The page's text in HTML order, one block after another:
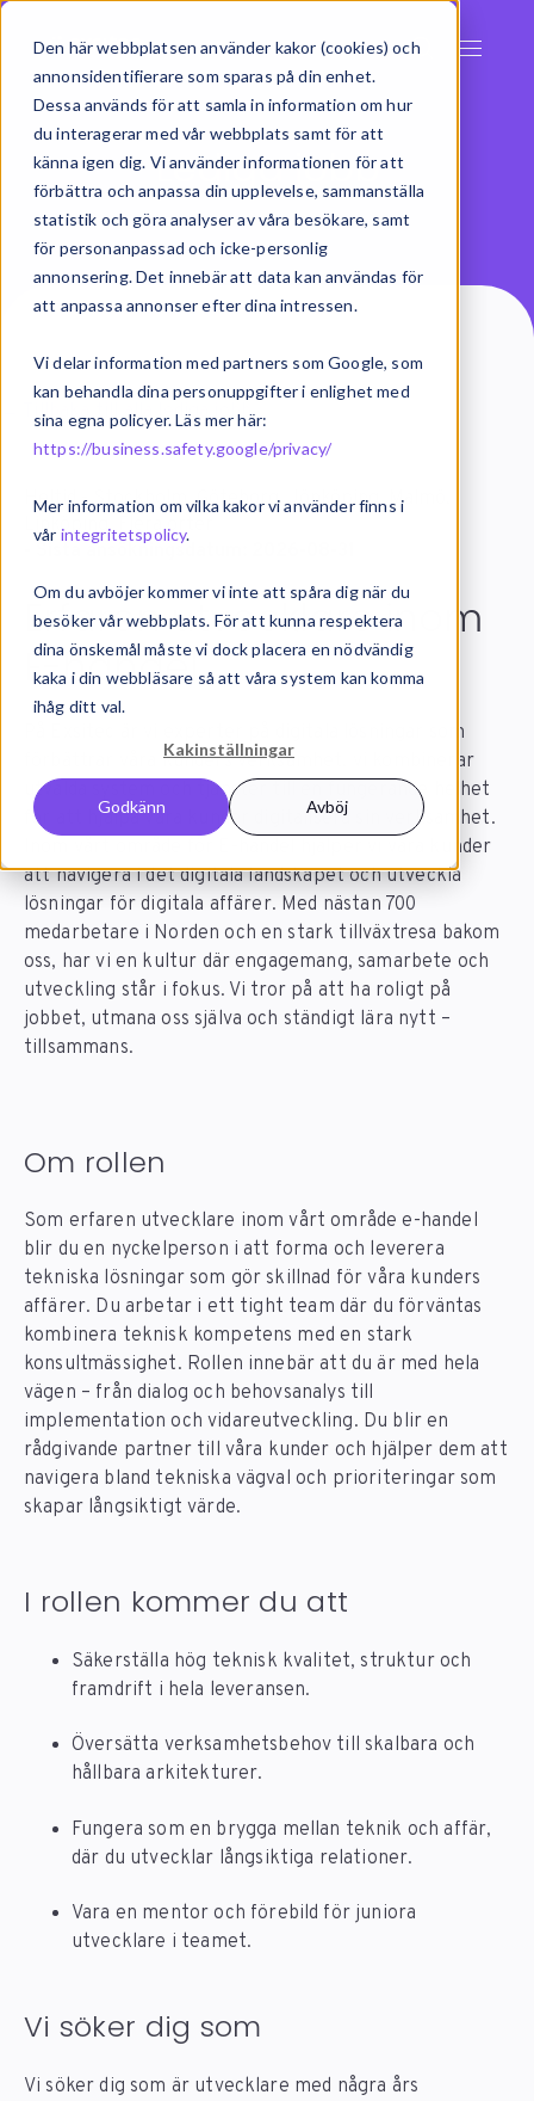
Den här webbplatsen använder kakor (cookies) och
annonsidentifierare som sparas på din enhet.
Dessa används för att samla in information om hur
du interagerar med vår webbplats samt för att
känna igen dig. Vi använder informationen för att
förbättra och anpassa din upplevelse, sammanställa
statistik och göra analyser av våra besökare, samt
för personanpassad och icke-personlig
annonsering. Det innebär att data kan användas för
att anpassa annonser efter dina intressen.
Vi delar information med partners som Google, som
kan behandla dina personuppgifter i enlighet med
sina egna policyer. Läs mer här:
https://business.safety.google/privacy/
Mer information om vilka kakor vi använder finns i
vår integritetspolicy.
Om du avböjer kommer vi inte att spåra dig när du
besöker vår webbplats. För att kunna respektera
dina önskemål måste vi dock placera en nödvändig
kaka i din webbläsare så att våra system kan komma
ihåg ditt val.
Kakinställningar
Godkänn Avböj
Lediga jobb
← Tillbaka till alla lediga jobb
Heltid - Stockholm, Göteborg, Jönköping, Malmö,
Linköping, Flera orter
Erfaren utvecklare inom
E-handel
På Exsitec är vi experter på digitala lösningar som
förbättrar våra kunders verksamhet, vi kombinerar
utvalda system och tjänster till en fungerande helhet
för att hjälpa våra kunder digitalisera sin verksamhet.
Inom vårt område för E-handel hjälper vi våra kunder
att navigera i det digitala landskapet och utveckla
lösningar för digitala affärer. Med nästan 700
medarbetare i Norden och en stark tillväxtresa bakom
oss, har vi en kultur där engagemang, samarbete och
utveckling står i fokus. Vi tror på att ha roligt på
jobbet, utmana oss själva och ständigt lära nytt –
tillsammans.
Om rollen
Som erfaren utvecklare inom vårt område e-handel
blir du en nyckelperson i att forma och leverera
tekniska lösningar som gör skillnad för våra kunders
affärer. Du arbetar i ett tight team där du förväntas
kombinera teknisk kompetens med en stark
konsultmässighet. Rollen innebär att du är med hela
vägen – från dialog och behovsanalys till
implementation och vidareutveckling. Du blir en
rådgivande partner till våra kunder och hjälper dem att
navigera bland tekniska vägval och prioriteringar som
skapar långsiktigt värde.
I rollen kommer du att
Säkerställa hög teknisk kvalitet, struktur och
framdrift i hela leveransen.
Översätta verksamhetsbehov till skalbara och
hållbara arkitekturer.
Fungera som en brygga mellan teknik och affär,
där du utvecklar långsiktiga relationer.
Vara en mentor och förebild för juniora
utvecklare i teamet.
Vi söker dig som
Vi söker dig som är utvecklare med några års